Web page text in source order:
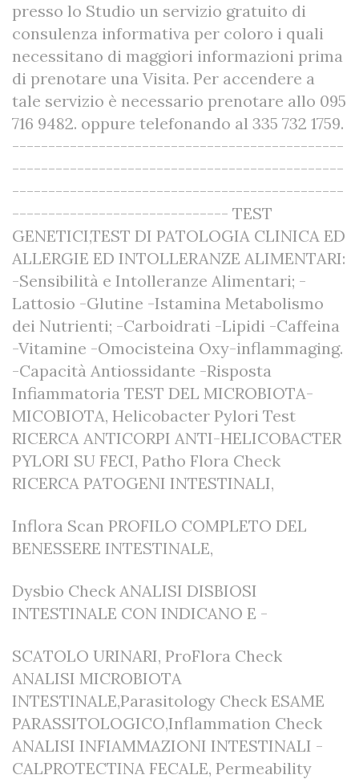
presso lo Studio un servizio gratuito di
consulenza informativa per coloro i quali
necessitano di maggiori informazioni prima
di prenotare una Visita. Per accendere a
tale servizio è necessario prenotare allo 095
716 9482. oppure telefonando al 335 732 1759.
----------------------------------------------
----------------------------------------------
----------------------------------------------
------------------------------ TEST
GENETICI,TEST DI PATOLOGIA CLINICA ED
ALLERGIE ED INTOLLERANZE ALIMENTARI:
-Sensibilità e Intolleranze Alimentari; -
Lattosio -Glutine -Istamina Metabolismo
dei Nutrienti; -Carboidrati -Lipidi -Caffeina
-Vitamine -Omocisteina Oxy-inflammaging.
-Capacità Antiossidante -Risposta
Infiammatoria TEST DEL MICROBIOTA-
MICOBIOTA, Helicobacter Pylori Test
RICERCA ANTICORPI ANTI-HELICOBACTER
PYLORI SU FECI, Patho Flora Check
RICERCA PATOGENI INTESTINALI,
Inflora Scan PROFILO COMPLETO DEL
BENESSERE INTESTINALE,
Dysbio Check ANALISI DISBIOSI
INTESTINALE CON INDICANO E -
SCATOLO URINARI, ProFlora Check
ANALISI MICROBIOTA
INTESTINALE,Parasitology Check ESAME
PARASSITOLOGICO,Inflammation Check
ANALISI INFIAMMAZIONI INTESTINALI -
CALPROTECTINA FECALE, Permeability